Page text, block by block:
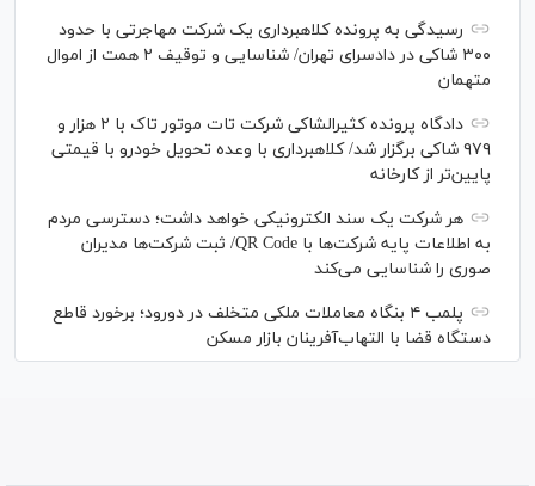
رسیدگی به پرونده کلاهبرداری یک شرکت مهاجرتی با حدود
۳۰۰ شاکی در دادسرای تهران/ شناسایی و توقیف ۲ همت از اموال
متهمان
دادگاه پرونده کثیرالشاکی شرکت تات موتور تاک با ۲ هزار و
۹۷۹ شاکی برگزار شد/ کلاهبرداری با وعده تحویل خودرو با قیمتی
پایین‌تر از کارخانه
هر شرکت یک سند الکترونیکی خواهد داشت؛ دسترسی مردم
به اطلاعات پایه شرکت‌ها با QR Code/ ثبت شرکت‌ها مدیران
صوری را شناسایی می‌کند
پلمب ۴ بنگاه معاملات ملکی متخلف در دورود؛ برخورد قاطع
دستگاه قضا با التهاب‌آفرینان بازار مسکن